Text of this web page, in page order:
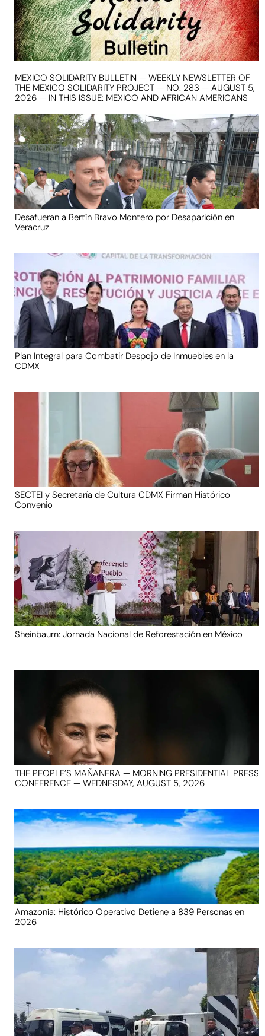
MEXICO SOLIDARITY BULLETIN — WEEKLY NEWSLETTER OF
THE MEXICO SOLIDARITY PROJECT — NO. 283 — AUGUST 5,
2026 — IN THIS ISSUE: MEXICO AND AFRICAN AMERICANS
Desafueran a Bertín Bravo Montero por Desaparición en
Veracruz
Plan Integral para Combatir Despojo de Inmuebles en la
CDMX
SECTEI y Secretaría de Cultura CDMX Firman Histórico
Convenio
Sheinbaum: Jornada Nacional de Reforestación en México
THE PEOPLE’S MAÑANERA — MORNING PRESIDENTIAL PRESS
CONFERENCE — WEDNESDAY, AUGUST 5, 2026
Amazonía: Histórico Operativo Detiene a 839 Personas en
2026